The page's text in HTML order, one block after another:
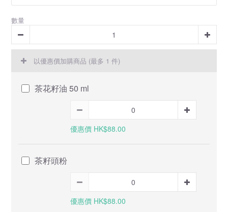
數量
以優惠價加購商品 (最多 1 件)
茶花籽油 50 ml
優惠價 HK$88.00
茶籽頭粉
優惠價 HK$88.00